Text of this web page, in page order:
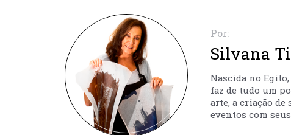
Por:
Silvana
Nascida no
faz de tudo um
arte, a criação de
eventos com